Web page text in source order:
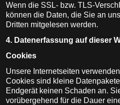
Wenn die SSL- bzw. TLS-
können die Daten, die Sie an
Dritten mitgelesen werden.
4. Datenerfassung auf dieser
Cookies
Unsere Internetseiten
Cookies sind kleine
Endgerät keinen Schaden an.
vorübergehend für die Dauer